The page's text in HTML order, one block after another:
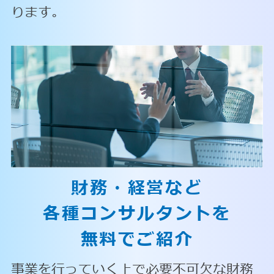
ります。
財務・経営など
各種コンサルタントを
無料でご紹介
事業を行っていく上で必要不可欠な財務